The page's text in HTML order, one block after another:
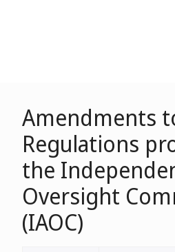
Amendments
Regulations
the
Oversight
(IAOC)